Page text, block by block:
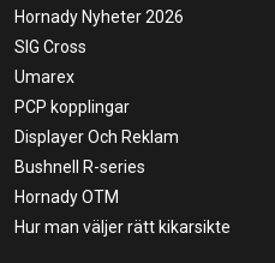
Hornady Nyheter 2026
SIG Cross
Umarex
PCP kopplingar
Displayer Och Reklam
Bushnell R-series
Hornady OTM
Hur man väljer rätt kikarsikte